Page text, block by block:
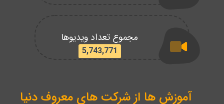
مجموع تعداد ویدیوها
5,743,771
آموزش ها از شرکت های معروف دنیا